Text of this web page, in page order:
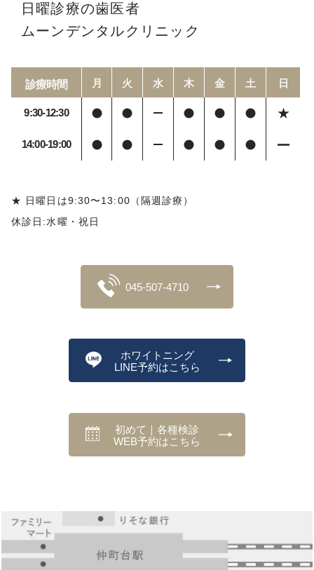
日曜診療の歯医者
ムーンデンタルクリニック
診療時間 月 火 水 木 金 土 日
9:30-12:30
14:00-19:00
★ 日曜日は9:30〜13:00（隔週診療）
休診日:水曜・祝日
045-507-4710
ホワイトニング
LINE予約はこちら
初めて｜各種検診
WEB予約はこちら